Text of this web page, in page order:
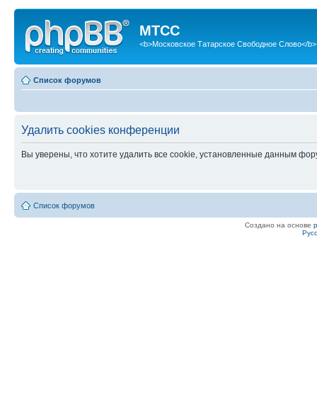
МТСС
<b>Московское Татарское Свободное Слово</b>
Список форумов
Удалить cookies конференции
Вы уверены, что хотите удалить все cookie, установленные данным
Список форумов
Создано на основе